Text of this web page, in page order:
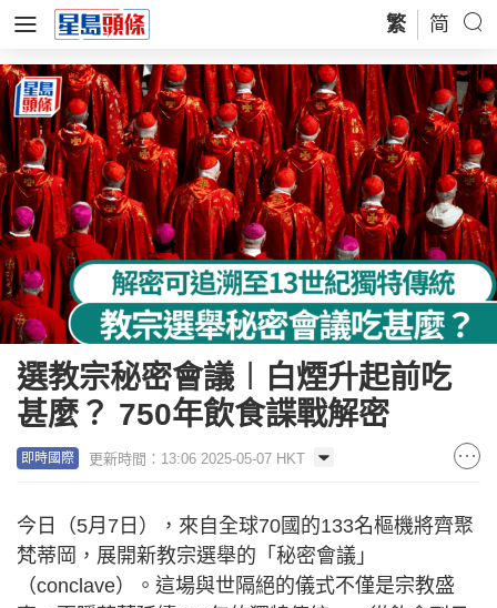
繁 简
選教宗秘密會議︱白煙升起前吃
甚麼？ 750年飲食諜戰解密
即時國際 更新時間：13:06 2025-05-07 HKT
今日（5月7日），來自全球70國的133名樞機將齊聚
梵蒂岡，展開新教宗選舉的「秘密會議」
（conclave）。這場與世隔絕的儀式不僅是宗教盛